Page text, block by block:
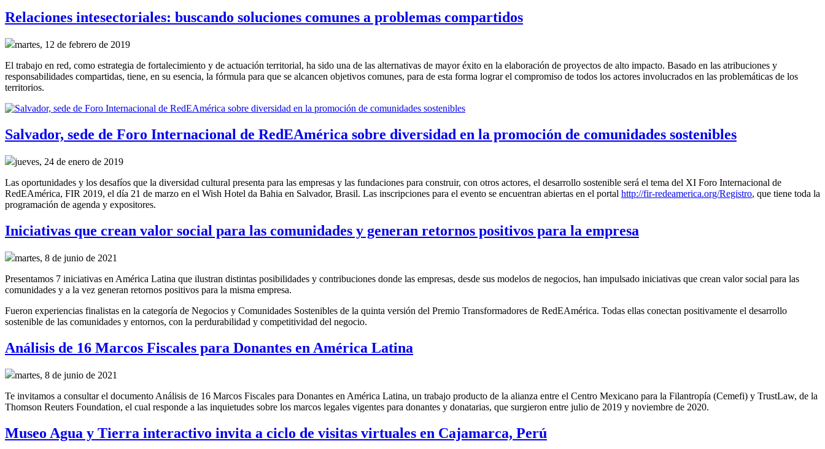
Relaciones intesectoriales: buscando soluciones comunes a problemas compartidos
martes, 12 de febrero de 2019
El trabajo en red, como estrategia de fortalecimiento y de actuación territorial, ha sido una de las alternativas de mayor éxito en la elaboración de proyectos de alto impacto. Basado en las atribuciones y
responsabilidades compartidas, tiene, en su esencia, la fórmula para que se alcancen objetivos comunes, para de esta forma lograr el compromiso de todos los actores involucrados en las problemáticas de los
territorios.
Salvador, sede de Foro Internacional de RedEAmérica sobre diversidad en la promoción de comunidades sostenibles
jueves, 24 de enero de 2019
Las oportunidades y los desafíos que la diversidad cultural presenta para las empresas y las fundaciones para construir, con otros actores, el desarrollo sostenible será el tema del XI Foro Internacional de
RedEAmérica, FIR 2019, el día 21 de marzo en el Wish Hotel da Bahia en Salvador, Brasil. Las inscripciones para el evento se encuentran abiertas en el portal http://fir-redeamerica.org/Registro, que tiene toda la
programación de agenda y expositores.
Iniciativas que crean valor social para las comunidades y generan retornos positivos para la empresa
martes, 8 de junio de 2021
Presentamos 7 iniciativas en América Latina que ilustran distintas posibilidades y contribuciones donde las empresas, desde sus modelos de negocios, han impulsado iniciativas que crean valor social para las
comunidades y a la vez generan retornos positivos para la misma empresa.
Fueron experiencias finalistas en la categoría de Negocios y Comunidades Sostenibles de la quinta versión del Premio Transformadores de RedEAmérica. Todas ellas conectan positivamente el desarrollo
sostenible de las comunidades y entornos, con la perdurabilidad y competitividad del negocio.
Análisis de 16 Marcos Fiscales para Donantes en América Latina
martes, 8 de junio de 2021
Te invitamos a consultar el documento Análisis de 16 Marcos Fiscales para Donantes en América Latina, un trabajo producto de la alianza entre el Centro Mexicano para la Filantropía (Cemefi) y TrustLaw, de la
Thomson Reuters Foundation, el cual responde a las inquietudes sobre los marcos legales vigentes para donantes y donatarias, que surgieron entre julio de 2019 y noviembre de 2020.
Museo Agua y Tierra interactivo invita a ciclo de visitas virtuales en Cajamarca, Perú